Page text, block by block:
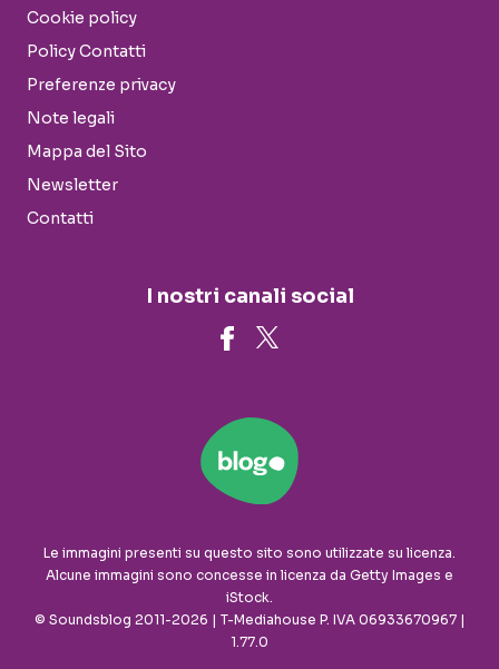
Cookie policy
Policy Contatti
Preferenze privacy
Note legali
Mappa del Sito
Newsletter
Contatti
I nostri canali social
Le immagini presenti su questo sito sono utilizzate su licenza.
Alcune immagini sono concesse in licenza da Getty Images e
iStock.
© Soundsblog 2011-2026 | T-Mediahouse P. IVA 06933670967 |
1.77.0